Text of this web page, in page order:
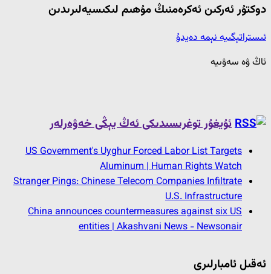
دوكتۇر ئەركىن ئەكرەمنىڭ مۇھىم لىكىسيەلىرىدىن
ئىستراتېگىيە نېمە دەيدۇ
ئاڭ ۋە سەۋىيە
ئۇيغۇر توغرىسىدىكى ئەڭ يېڭى خەۋەرلەر
US Government's Uyghur Forced Labor List Targets
Aluminum | Human Rights Watch
Stranger Pings: Chinese Telecom Companies Infiltrate
U.S. Infrastructure
China announces countermeasures against six US
entities | Akashvani News - Newsonair
ئەقىل ئامبارلىرى